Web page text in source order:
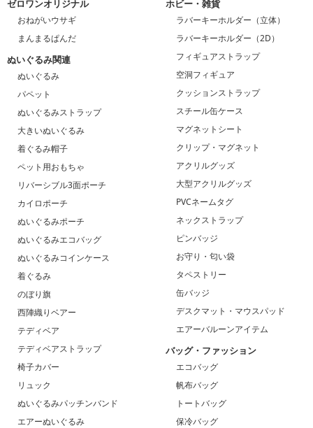
ゼロワンオリジナル
おねがいウサギ
まんまるぱんだ
ぬいぐるみ関連
ぬいぐるみ
パペット
ぬいぐるみストラップ
大きいぬいぐるみ
着ぐるみ帽子
ペット用おもちゃ
リバーシブル3面ポーチ
カイロポーチ
ぬいぐるみポーチ
ぬいぐるみエコバッグ
ぬいぐるみコインケース
着ぐるみ
のぼり旗
西陣織りベアー
テディベア
テディベアストラップ
椅子カバー
リュック
ぬいぐるみパッチンバンド
エアーぬいぐるみ
ホビー・雑貨
ラバーキーホルダー（立体）
ラバーキーホルダー（2D）
フィギュアストラップ
空洞フィギュア
クッションストラップ
スチール缶ケース
マグネットシート
クリップ・マグネット
アクリルグッズ
大型アクリルグッズ
PVCネームタグ
ネックストラップ
ピンバッジ
お守り・匂い袋
タペストリー
缶バッジ
デスクマット・マウスパッド
エアーバルーンアイテム
バッグ・ファッション
エコバッグ
帆布バッグ
トートバッグ
保冷バッグ